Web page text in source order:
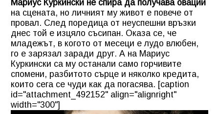
Мариус Куркински не спира да получава овации
на сцената, но личният му живот е повече от
провал. След поредица от неуспешни връзки
днес той е изцяло съсипан. Оказа се, че
младежът, в когото от месеци е лудо влюбен,
го е зарязал заради друг. А на Мариус
Куркински са му останали само горчивите
спомени, разбитото сърце и няколко кредита,
които сега се чуди как да погасява. [caption
id="attachment_492152" align="alignright"
width="300"]